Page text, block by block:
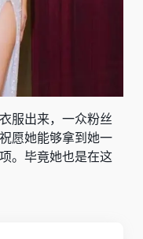
服出来，一众粉丝
愿她能够拿到她一
。毕竟她也是在这